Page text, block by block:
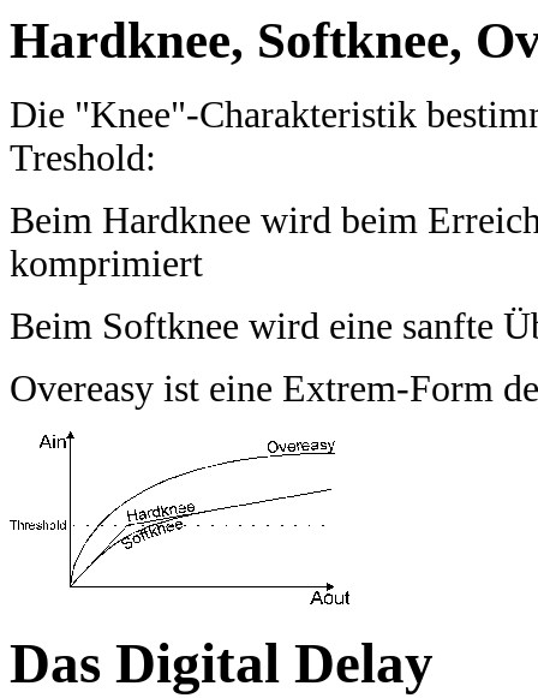
Hardknee, Softknee,
Die "Knee"-Charakteristik
Treshold:
Beim Hardknee wird beim
komprimiert
Beim Softknee wird eine sanfte
Overeasy ist eine Extrem-Form
Das Digital Delay